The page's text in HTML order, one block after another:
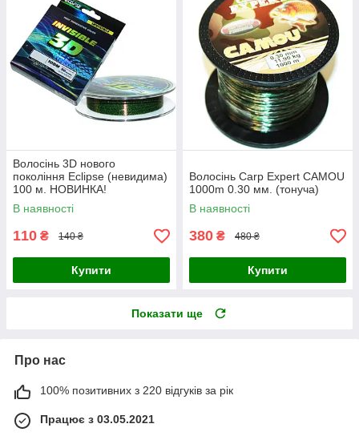
Волосінь 3D нового
покоління Eclipse (невидима)
100 м. НОВИНКА!
В наявності
110 ₴ 140 ₴
Купити
Волосінь Carp Expert CAMOU
1000m 0.30 мм. (тонуча)
В наявності
380 ₴ 480 ₴
Купити
Показати ще
Про нас
100% позитивних з 220 відгуків за рік
Працює з 03.05.2021